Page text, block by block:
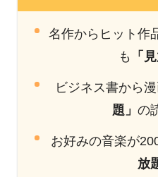
名作からヒット作
も
「
ビジネス書から
題」の
お好みの音楽が
放